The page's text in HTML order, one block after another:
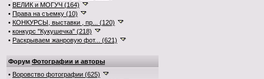
• ВЕЛИК и МОГУЧ (164)
• Права на съемку (10)
• КОНКУРСЫ, выставки , пр... (120)
• конкурс "Кукушечка" (218)
• Раскрываем жанровую фот... (621)
Форум Фотографии и авторы
• Воровство фотографии (625)